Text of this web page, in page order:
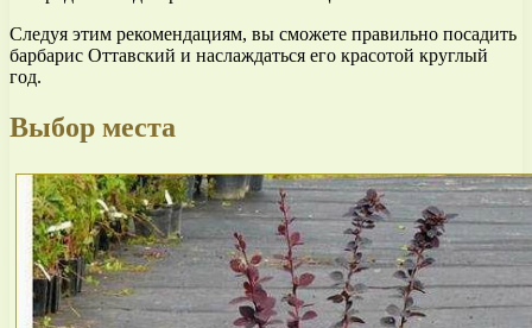
Следуя этим рекомендациям, вы сможете правильно посадить
барбарис Оттавский и наслаждаться его красотой круглый
год.
Выбор места